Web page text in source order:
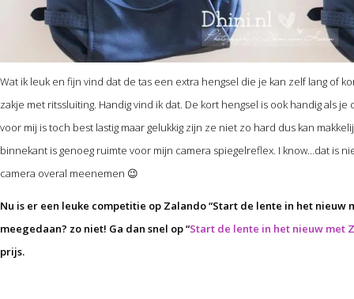
Wat ik leuk en fijn vind dat de tas een extra hengsel die je kan zelf lang of
zakje met ritssluiting. Handig vind ik dat. De kort hengsel is ook handig als
voor mij is toch best lastig maar gelukkig zijn ze niet zo hard dus kan
binnekant is genoeg ruimte voor mijn camera spiegelreflex. I know…dat is
camera overal meenemen 😉
Nu is er een leuke competitie op Zalando “Start de lente in het nieuw
meegedaan? zo niet! Ga dan snel op “Start de lente in het nieuw met
prijs.